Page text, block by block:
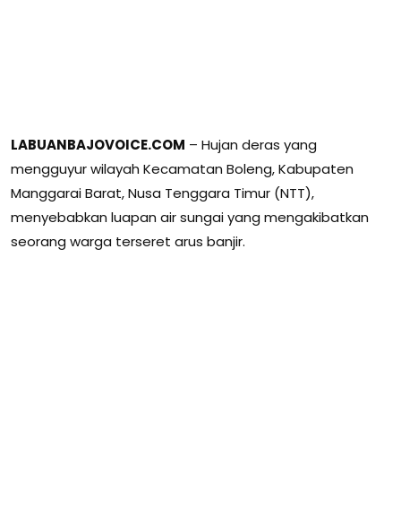
LABUANBAJOVOICE.COM – Hujan deras yang
mengguyur wilayah Kecamatan Boleng, Kabupaten
Manggarai Barat, Nusa Tenggara Timur (NTT),
menyebabkan luapan air sungai yang mengakibatkan
seorang warga terseret arus banjir.